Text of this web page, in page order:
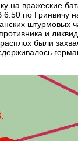
на вражеские
по Гринвичу
штурмовых
и
были